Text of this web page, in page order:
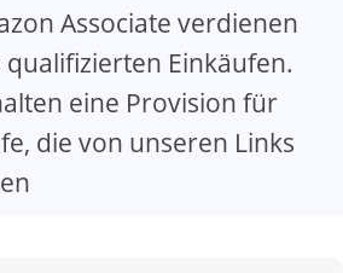
Associate verdienen
qualifizierten Einkäufen.
eine Provision für
die von unseren Links